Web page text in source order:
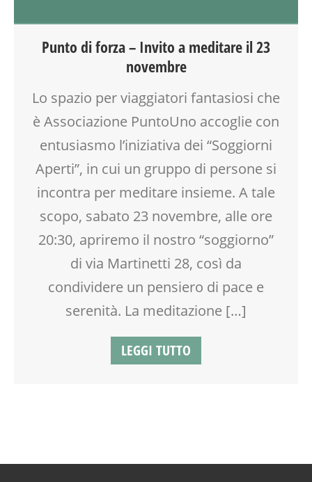
TEMPO LIBERO
Punto di forza – Invito a meditare il 23
novembre
Lo spazio per viaggiatori fantasiosi che
è Associazione PuntoUno accoglie con
entusiasmo l’iniziativa dei “Soggiorni
Aperti”, in cui un gruppo di persone si
incontra per meditare insieme. A tale
scopo, sabato 23 novembre, alle ore
20:30, apriremo il nostro “soggiorno”
di via Martinetti 28, così da
condividere un pensiero di pace e
serenità. La meditazione […]
LEGGI TUTTO